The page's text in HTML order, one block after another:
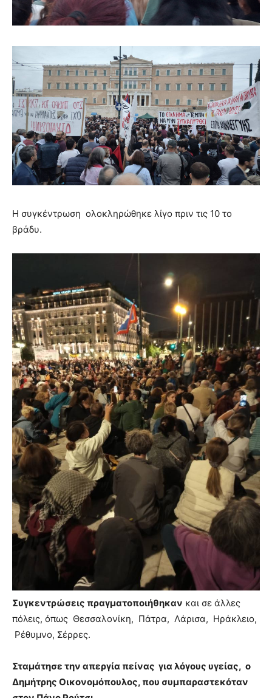
Η συγκέντρωση ολοκληρώθηκε λίγο πριν τις 10 το
βράδυ.
Συγκεντρώσεις πραγματοποιήθηκαν και σε άλλες
πόλεις, όπως Θεσσαλονίκη, Πάτρα, Λάρισα, Ηράκλειο,
Ρέθυμνο, Σέρρες.
Σταμάτησε την απεργία πείνας για λόγους υγείας, ο
Δημήτρης Οικονομόπουλος, που συμπαραστεκόταν